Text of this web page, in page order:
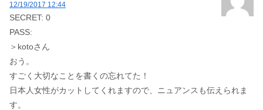
12/19/2017 12:44
SECRET: 0
PASS:
＞kotoさん
おう。
すごく大切なことを書くの忘れてた！
日本人女性がカットしてくれますので、ニュアンスも伝えられま
す。